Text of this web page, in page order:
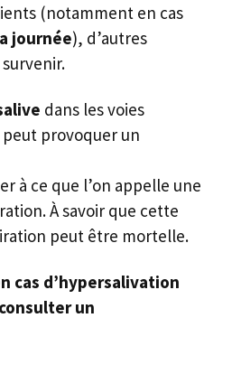
(notamment en cas
journée), d’autres
dans les voies
peut provoquer un
à ce que l’on appelle une
À savoir que cette
peut être mortelle.
cas d’hypersalivation
un